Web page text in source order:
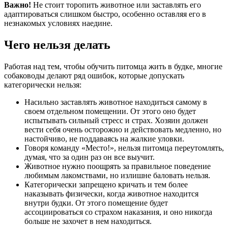
Важно! Не стоит торопить животное или заставлять его
адаптироваться слишком быстро, особенно оставляя его в
незнакомых условиях наедине.
Чего нельзя делать
Работая над тем, чтобы обучить питомца жить в будке, многие
собаководы делают ряд ошибок, которые допускать
категорически нельзя:
Насильно заставлять животное находиться самому в
своем отдельном помещении. От этого оно будет
испытывать сильный стресс и страх. Хозяин должен
вести себя очень осторожно и действовать медленно, но
настойчиво, не поддаваясь на жалкие уловки.
Говоря команду «Место!», нельзя питомца переутомлять,
думая, что за один раз он все выучит.
Животное нужно поощрять за правильное поведение
любимым лакомствами, но излишне баловать нельзя.
Категорически запрещено кричать и тем более
наказывать физически, когда животное находится
внутри будки. От этого помещение будет
ассоциироваться со страхом наказания, и оно никогда
больше не захочет в нем находиться.